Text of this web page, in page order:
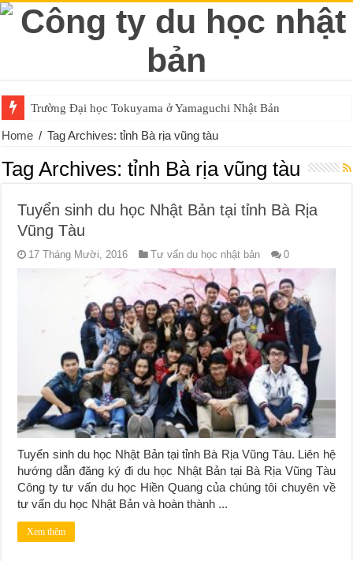
Trường Đại học Tokuyama ở Yamaguchi Nhật Bản
Home / Tag Archives: tỉnh Bà rịa vũng tàu
Tag Archives:tỉnh Bà rịa vũng tàu
Tuyển sinh du học Nhật Bản tại tỉnh Bà Rịa
Vũng Tàu
17 Tháng Mười, 2016 Tư vấn du học nhật bản 0
Tuyển sinh du học Nhật Bản tại tỉnh Bà Rịa Vũng Tàu. Liên hệ
hướng dẫn đăng ký đi du học Nhật Bản tại Bà Rịa Vũng Tàu
Công ty tư vấn du học Hiền Quang của chúng tôi chuyên về
tư vấn du học Nhật Bản và hoàn thành ...
Xem thêm